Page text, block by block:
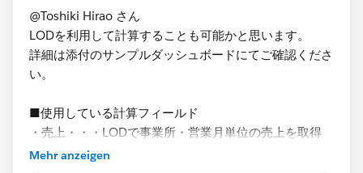
@Toshiki Hirao さん
LODを利用して計算することも可能かと思います。
詳細は添付のサンプルダッシュボードにてご確認くださ
い。
■使用している計算フィールド
・売上・・・LODで事業所・営業月単位の売上を取得
・売上原価・・・LODで事業所・営業月単位の売上原価
Mehr anzeigen